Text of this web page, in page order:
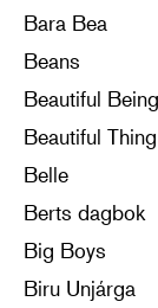
Bara Bea
Beans
Beautiful
Beautiful Thing
Belle
Berts dagbok
Big Boys
Biru Unjárga